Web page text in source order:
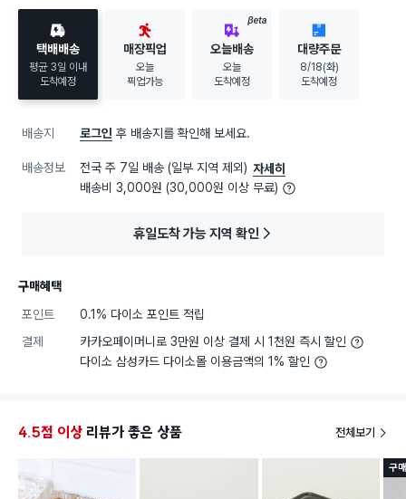
택배배송
평균 3일 이내
도착예정
매장픽업
오늘
픽업가능
BETA
오늘배송
오늘
도착예정
대량주문
8/18(화)
도착예정
배송지 로그인 후 배송지를 확인해 보세요.
배송정보 전국 주 7일 배송 (일부 지역 제외) 자세히
배송비 3,000원 (30,000원 이상 무료)
휴일도착 가능 지역 확인
구매혜택
포인트
0.1% 다이소 포인트 적립
결제
카카오페이머니로 3만원 이상 결제 시 1천원 즉시 할인
다이소 삼성카드 다이소몰 이용금액의 1% 할인
4.5점 이상 리뷰가 좋은 상품 전체보기
구